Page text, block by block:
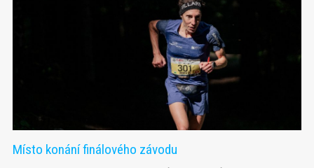
Místo konání finálového závodu